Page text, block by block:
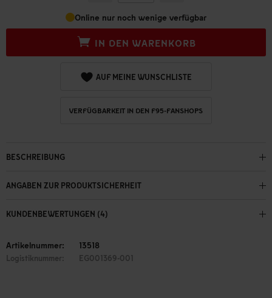
Online nur noch wenige verfügbar
IN DEN WARENKORB
AUF MEINE WUNSCHLISTE
VERFÜGBARKEIT IN DEN F95-FANSHOPS
BESCHREIBUNG
ANGABEN ZUR PRODUKTSICHERHEIT
KUNDENBEWERTUNGEN (4)
Artikelnummer: 13518
Logistiknummer: EG001369-001